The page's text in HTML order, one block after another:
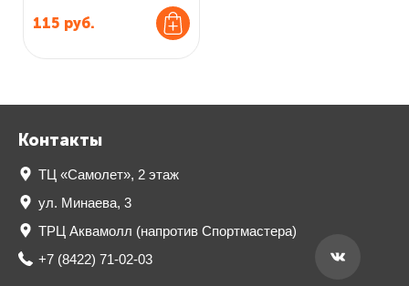
115 руб.
Контакты
ТЦ «Самолет», 2 этаж
ул. Минаева, 3
ТРЦ Аквамолл (напротив Спортмастера)
+7 (8422) 71-02-03